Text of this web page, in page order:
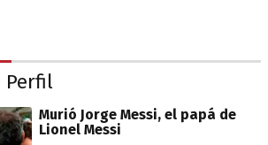
Perfil
Murió Jorge Messi, el papá de
Lionel Messi